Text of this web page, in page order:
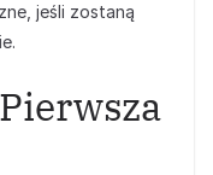
jeśli zostaną